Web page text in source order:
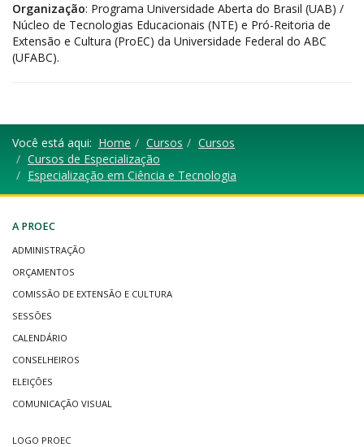
Organização: Programa Universidade Aberta do Brasil (UAB) /
Núcleo de Tecnologias Educacionais (NTE) e Pró-Reitoria de
Extensão e Cultura (ProEC) da Universidade Federal do ABC
(UFABC).
Você está aqui: Home Cursos
Cursos
Cursos de Especialização
Especialização em Ciência e Tecnologia
A PROEC
ADMINISTRAÇÃO
ORÇAMENTOS
COMISSÃO DE EXTENSÃO E CULTURA
SESSÕES
CALENDÁRIO
CONSELHEIROS
ELEIÇÕES
COMUNICAÇÃO VISUAL
LOGO PROEC